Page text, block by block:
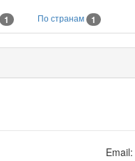
1 По странам 1
Email: